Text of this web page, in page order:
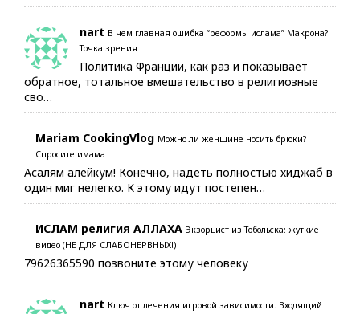
nart В чем главная ошибка “реформы ислама” Макрона?
Точка зрения
Политика Франции, как раз и показывает
обратное, тотальное вмешательство в религиозные
сво…
Mariam CookingVlog Можно ли женщине носить брюки?
Спросите имама
Асалям алейкум! Конечно, надеть полностью хиджаб в
один миг нелегко. К этому идут постепен…
ИСЛАМ религия АЛЛАХА Экзорцист из Тобольска: жуткие
видео (НЕ ДЛЯ СЛАБОНЕРВНЫХ!)
79626365590 позвоните этому человеку
nart Ключ от лечения игровой зависимости. Входящий